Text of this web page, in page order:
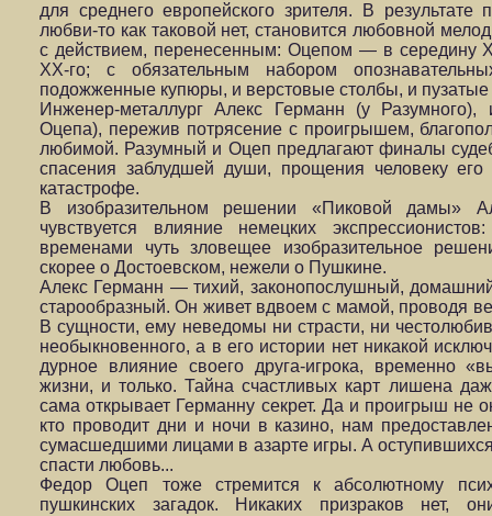
для среднего европейского зрителя. В результате
любви-то как таковой нет, становится любовной
с действием, перенесенным: Оцепом — в середину
XX-го; с обязательным набором
подожженные купюры, и верстовые столбы, и
Инженер-металлург Алекс Германн (у
Оцепа), пережив потрясение с проигрышем,
любимой. Разумный и Оцеп предлагают финалы
спасения заблудшей души, прощения человеку
катастрофе.
В изобразительном решении «Пиковой дамы»
чувствуется влияние немецких
временами чуть зловещее изобразительное
скорее о Достоевском, нежели о Пушкине.
Алекс Германн — тихий, законопослушный,
старообразный. Он живет вдвоем с мамой, проводя
В сущности, ему неведомы ни страсти, ни
необыкновенного, а в его истории нет никакой
дурное влияние своего друга-игрока, временно
жизни, и только. Тайна счастливых карт лишена
сама открывает Германну секрет. Да и проигрыш не
кто проводит дни и ночи в казино, нам
сумасшедшими лицами в азарте игры. А
спасти любовь...
Федор Оцеп тоже стремится к абсолютному
пушкинских загадок. Никаких призраков